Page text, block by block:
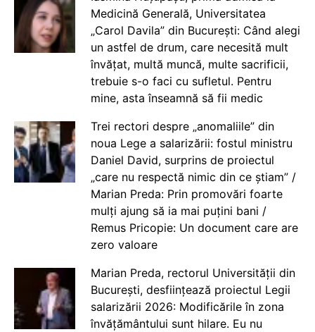
Medicină Generală, Universitatea
„Carol Davila” din București: Când alegi
un astfel de drum, care necesită mult
învățat, multă muncă, multe sacrificii,
trebuie s-o faci cu sufletul. Pentru
mine, asta înseamnă să fii medic
Trei rectori despre „anomaliile” din
noua Lege a salarizării: fostul ministru
Daniel David, surprins de proiectul
„care nu respectă nimic din ce știam” /
Marian Preda: Prin promovări foarte
mulți ajung să ia mai puțini bani /
Remus Pricopie: Un document care are
zero valoare
Marian Preda, rectorul Universității din
București, desființează proiectul Legii
salarizării 2026: Modificările în zona
învățământului sunt hilare. Eu nu